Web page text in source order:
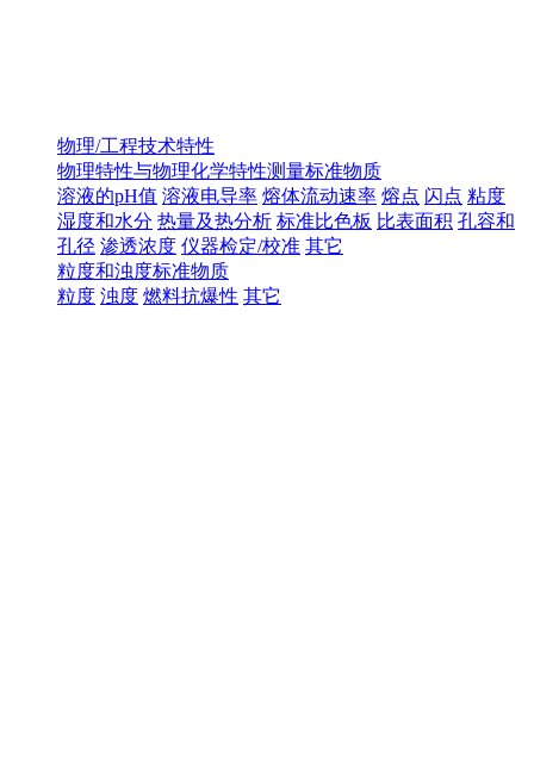
物理/工程技术特性
物理特性与物理化学特性测量标准物质
溶液的pH值 溶液电导率 熔体流动速率 熔点 闪点 粘度
湿度和水分 热量及热分析 标准比色板 比表面积 孔容和
孔径 渗透浓度 仪器检定/校准 其它
粒度和浊度标准物质
粒度 浊度 燃料抗爆性 其它